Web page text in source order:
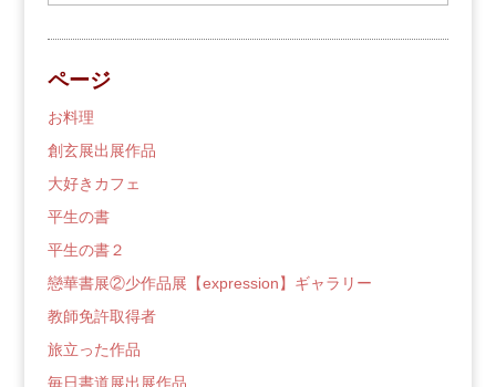
去
の
ロ
グ
ページ
お料理
創玄展出展作品
大好きカフェ
平生の書
平生の書２
戀華書展②少作品展【expression】ギャラリー
教師免許取得者
旅立った作品
毎日書道展出展作品